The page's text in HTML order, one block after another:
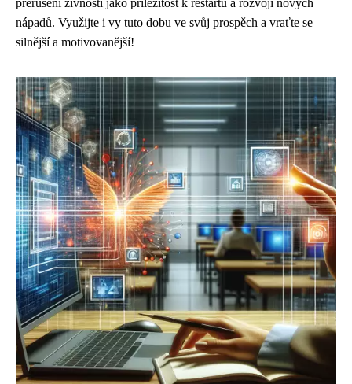
přerušení živnosti jako příležitost k restartu a rozvoji nových
nápadů. Využijte i vy tuto dobu ve svůj prospěch a vraťte se
silnější a motivovanější!